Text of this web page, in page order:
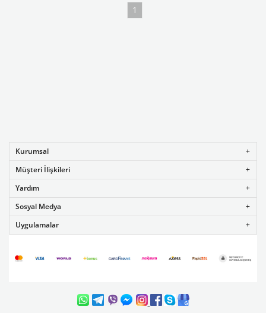
1
Kurumsal
Müşteri İlişkileri
Yardım
Sosyal Medya
Uygulamalar